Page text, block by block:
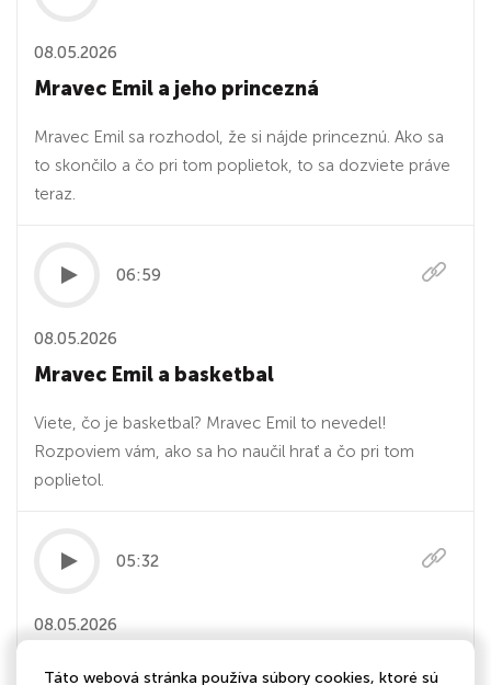
08.05.2026
Mravec Emil a jeho princezná
Mravec Emil sa rozhodol, že si nájde princeznú. Ako sa
to skončilo a čo pri tom poplietok, to sa dozviete práve
teraz.
06:59
08.05.2026
Mravec Emil a basketbal
Viete, čo je basketbal? Mravec Emil to nevedel!
Rozpoviem vám, ako sa ho naučil hrať a čo pri tom
poplietol.
05:32
08.05.2026
Táto webová stránka používa súbory cookies, ktoré sú